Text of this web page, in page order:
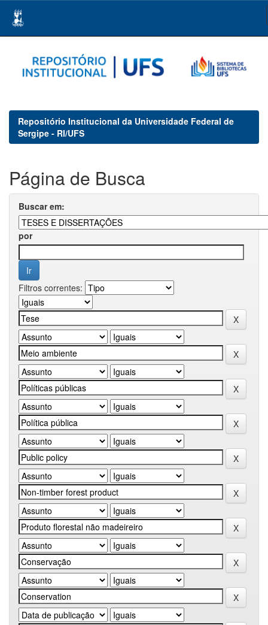
navigation
Repositório Institucional da Universidade Federal de
Sergipe - RI/UFS
Página de Busca
Buscar em:
por
Filtros correntes: